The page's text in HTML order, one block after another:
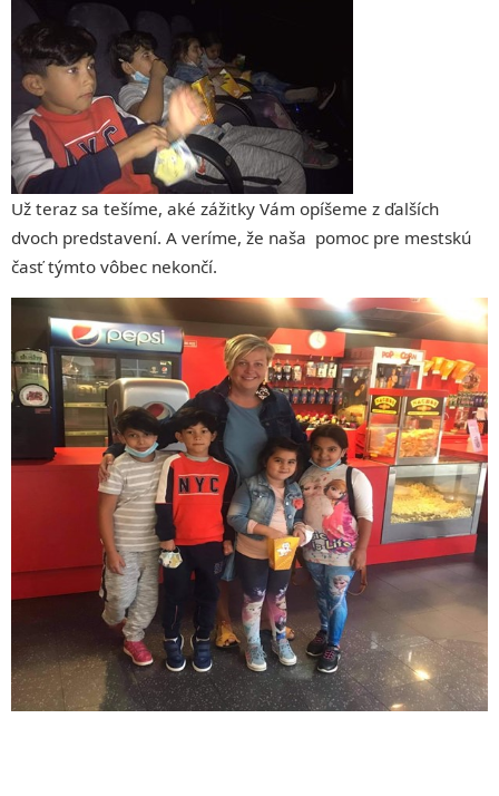
Už teraz sa tešíme, aké zážitky Vám opíšeme z ďalších
dvoch predstavení. A veríme, že naša pomoc pre mestskú
časť týmto vôbec nekončí.